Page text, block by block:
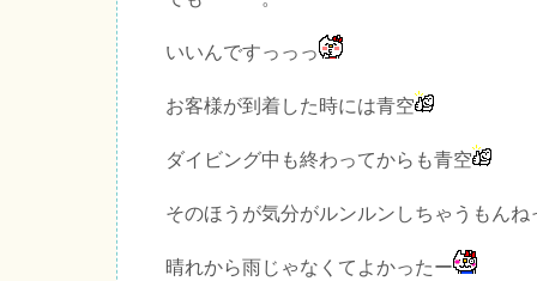
いいんですっっっ
お客様が到着した時には青空
ダイビング中も終わってからも青空
そのほうが気分がルンルンしちゃうもんね
晴れから雨じゃなくてよかったー